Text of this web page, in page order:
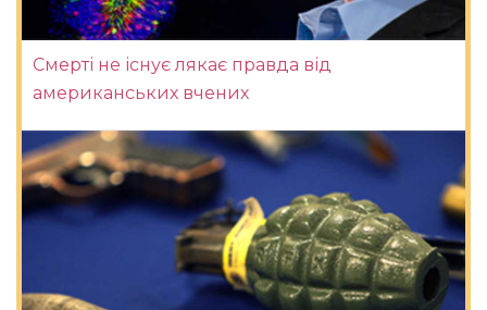
Смерті не існує лякає правда від
американських вчених